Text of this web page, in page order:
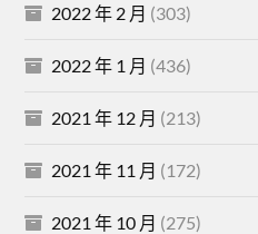
2022 年 2 月 (303)
2022 年 1 月 (436)
2021 年 12 月 (213)
2021 年 11 月 (172)
2021 年 10 月 (275)